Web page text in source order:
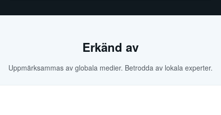
Erkänd av
Uppmärksammas av globala medier. Betrodda av lokala experter.